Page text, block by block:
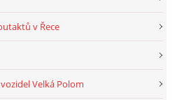
v Řece
Velká Polom